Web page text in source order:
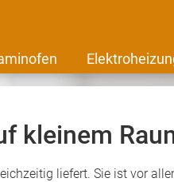
kleinem
liefert. Sie ist vor